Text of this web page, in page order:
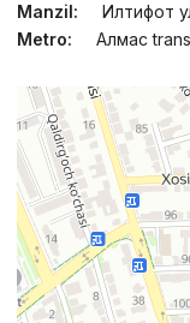
Manzil:
Илтифот
Metro:
Алмас